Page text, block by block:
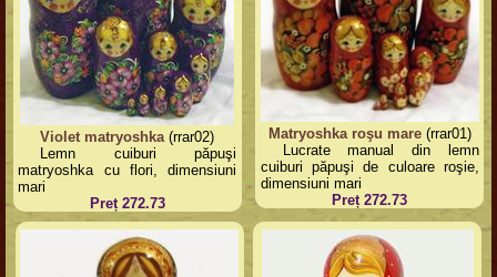
Violet matryoshka(rrar02)
Lemn cuiburi păpuşi
matryoshka cu flori, dimensiuni
mari
Preț 272.73
Matryoshka roşu mare(rrar01)
Lucrate manual din lemn
cuiburi păpuşi de culoare roşie,
dimensiuni mari
Preț 272.73